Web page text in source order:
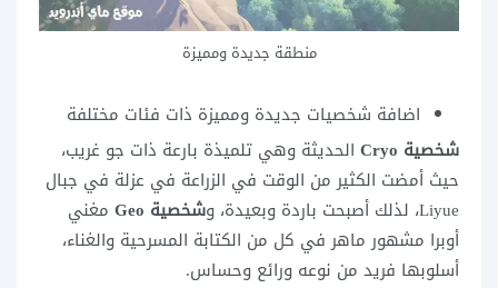
منطقة جديدة ومميزة
اضافة شخصيات جديدة ومميزة ذات فئات مختلفة
شخصية Cryo
الحديثة وهي تلميذة بارعة ذات جو غريب،
حيث أمضت الكثير من الوقت في الزراعة في عزلة في جبال
Liyue، لذلك أصبحت باردة وبعيدة، و
شخصية Geo
مغني
أوبرا مشهور ماهر في كل من الكتابة المسرحية والغناء،
أسلوبها فريد من نوعه ورائع وحساس.